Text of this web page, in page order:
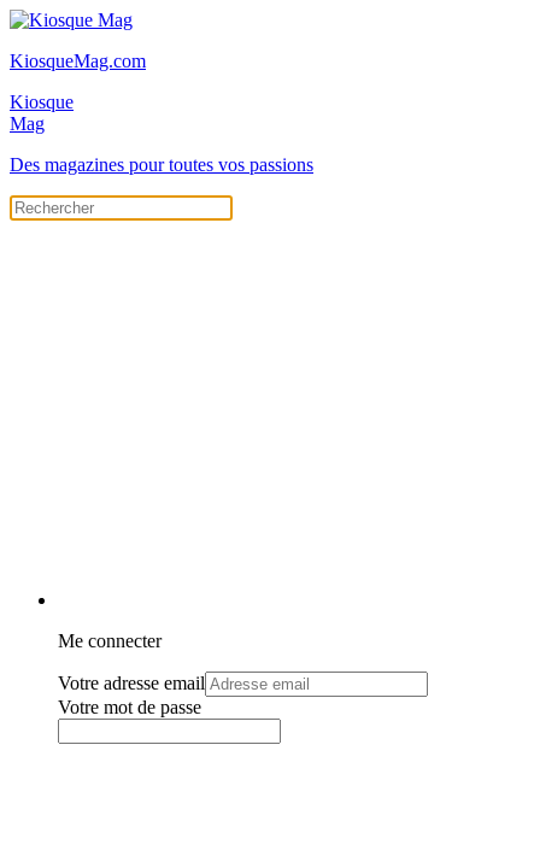
KiosqueMag.com
Kiosque
Mag
Des magazines pour toutes vos passions
Me connecter
Votre adresse email
Votre mot de passe